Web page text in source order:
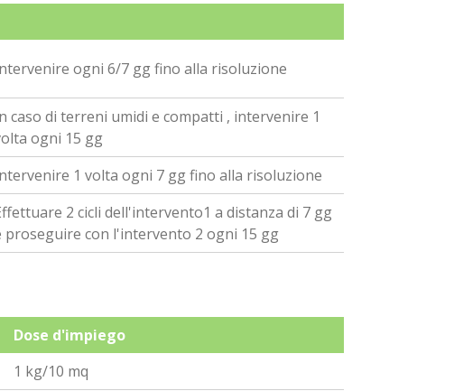
ogni 6/7 gg fino alla risoluzione
caso di terreni umidi e compatti , intervenire 1
ogni 15 gg
1 volta ogni 7 gg fino alla risoluzione
2 cicli dell'intervento1 a distanza di 7 gg
proseguire con l'intervento 2 ogni 15 gg
Dose d'impiego
1 kg/10 mq